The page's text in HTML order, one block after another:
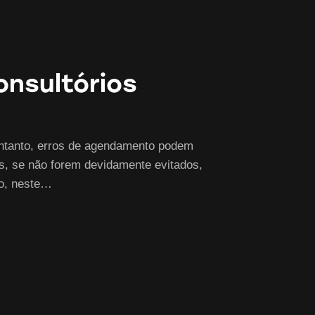
erros de agendamento podem
se não forem devidamente evitados,
neste…